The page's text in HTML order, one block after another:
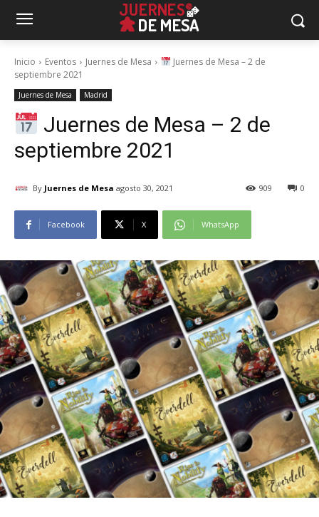
Inicio Eventos Juernes de Mesa
Juernes de Mesa – 2 de
septiembre 2021
Juernes de Mesa Madrid
Juernes de Mesa – 2 de
septiembre 2021
By Juernes de Mesa agosto 30, 2021 0
909
Facebook X WhatsApp